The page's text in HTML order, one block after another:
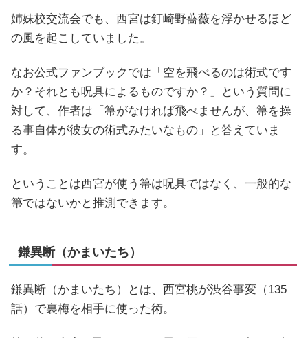
姉妹校交流会でも、西宮は釘崎野薔薇を浮かせるほど
の風を起こしていました。
なお公式ファンブックでは「空を飛べるのは術式です
か？それとも呪具によるものですか？」という質問に
対して、作者は「箒がなければ飛べませんが、箒を操
る事自体が彼女の術式みたいなもの」と答えていま
す。
ということは西宮が使う箒は呪具ではなく、一般的な
箒ではないかと推測できます。
鎌異断（かまいたち）
鎌異断（かまいたち）とは、西宮桃が渋谷事変（135
話）で裏梅を相手に使った術。